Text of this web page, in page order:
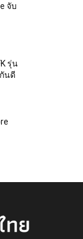
จับ
รุ่น
นดี